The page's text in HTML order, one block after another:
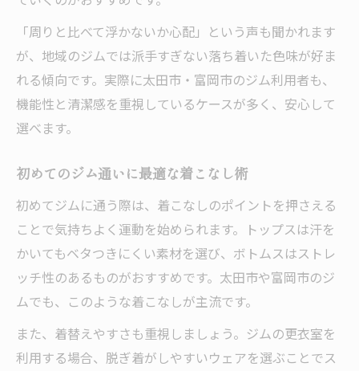
「周りと比べて浮かないか心配」という声も聞かれます
が、地域のジムでは派手すぎない落ち着いた色味が好ま
れる傾向です。実際に太田市・富岡市のジム利用者も、
機能性と清潔感を重視しているケースが多く、安心して
選べます。
初めてのジム通いに最適な着こなし術
初めてジムに通う際は、着こなしのポイントを押さえる
ことで気持ちよく運動を始められます。トップスは汗を
かいてもベタつきにくい素材を選び、ボトムスはストレ
ッチ性のあるものがおすすめです。太田市や富岡市のジ
ムでも、このような着こなしが主流です。
また、着替えやすさも重視しましょう。ジムの更衣室を
利用する場合、脱ぎ着がしやすいウェアを選ぶことでス